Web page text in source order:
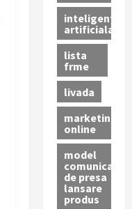
inteligenta
artificiala
lista
frme
livada
marketing
online
model
comunicat
de presa
lansare
produs